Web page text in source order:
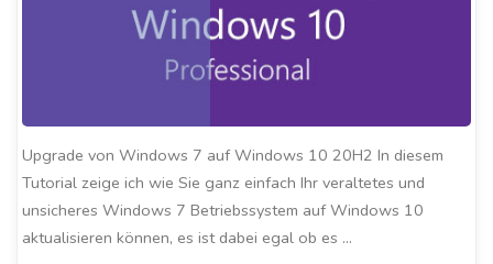
Upgrade von Windows 7 auf Windows 10 20H2 In diesem
Tutorial zeige ich wie Sie ganz einfach Ihr veraltetes und
unsicheres Windows 7 Betriebssystem auf Windows 10
aktualisieren können, es ist dabei egal ob es …